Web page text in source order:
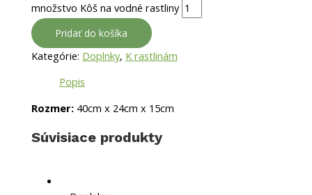
množstvo Kôš na vodné rastliny
Pridať do košíka
Kategórie: Doplnky, K rastlinám
Popis
Rozmer: 40cm x 24cm x 15cm
Súvisiace produkty